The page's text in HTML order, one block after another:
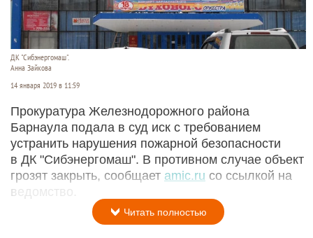
ДК "Сибэнергомаш".
Анна Зайкова
14 января 2019 в 11:59
Прокуратура Железнодорожного района
Барнаула подала в суд иск с требованием
устранить нарушения пожарной безопасности
в ДК "Сибэнергомаш". В противном случае объект
грозят закрыть, сообщает amic.ru со ссылкой на
ведомство.
Читать полностью